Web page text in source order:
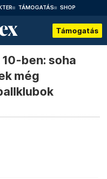
TÁMOGATÁS SHOP
Támogatás
ben: soha
még